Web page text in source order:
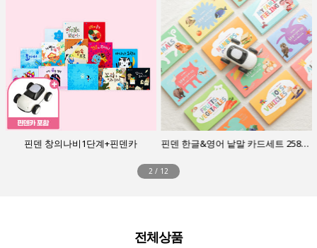
핀덴 창의나비1단계+핀덴카 핀덴 한글&영어 낱말 카드세트 258장(핀덴카 제외)
2 / 12
전체상품